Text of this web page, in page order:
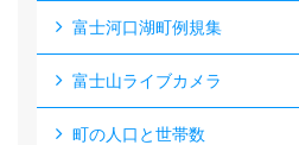
富士河口湖町例規集
富士山ライブカメラ
町の人口と世帯数